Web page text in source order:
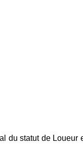
du statut de